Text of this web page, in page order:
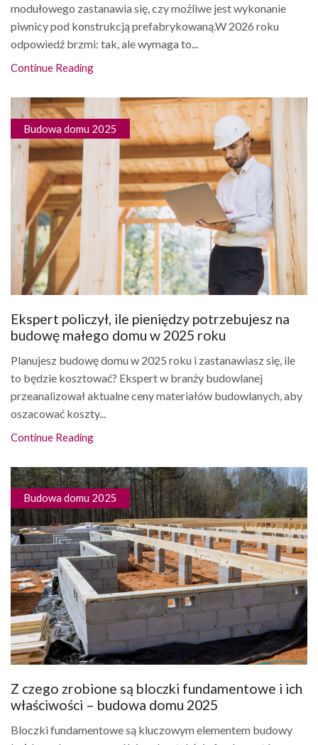
modułowego zastanawia się, czy możliwe jest wykonanie
piwnicy pod konstrukcją prefabrykowaną.W 2026 roku
odpowiedź brzmi: tak, ale wymaga to...
Continue Reading
Budowa domu 2025
Ekspert policzył, ile pieniędzy potrzebujesz na
budowę małego domu w 2025 roku
Planujesz budowę domu w 2025 roku i zastanawiasz się, ile
to będzie kosztować? Ekspert w branży budowlanej
przeanalizował aktualne ceny materiałów budowlanych, aby
oszacować koszty...
Continue Reading
Budowa domu 2025
Z czego zrobione są bloczki fundamentowe i ich
właściwości – budowa domu 2025
Bloczki fundamentowe są kluczowym elementem budowy